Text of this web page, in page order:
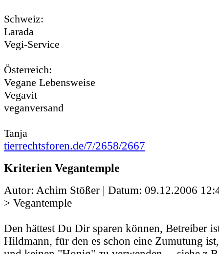
Schweiz:
Larada
Vegi-Service
Österreich:
Vegane Lebensweise
Vegavit
veganversand
Tanja
tierrechtsforen.de/7/2658/2667
Kriterien Vegantemple
Autor: Achim Stößer | Datum: 09.12.2006
> Vegantemple
Den hättest Du Dir sparen können, Betreiber
Hildmann, für den es schon eine Zumutung